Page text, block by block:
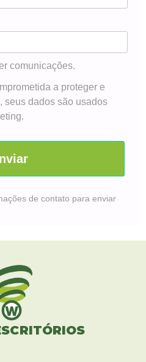
comunicações.
a proteger e
seus dados são usados
de contato para enviar